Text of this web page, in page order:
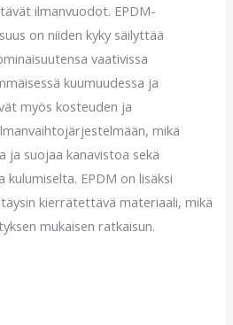
ilmanvuodot. EPDM-
on niiden kyky säilyttää
vaativissa
kuumuudessa ja
myös kosteuden ja
mikä
ja suojaa kanavistoa sekä
EPDM on lisäksi
kierrätettävä materiaali, mikä
mukaisen ratkaisun.